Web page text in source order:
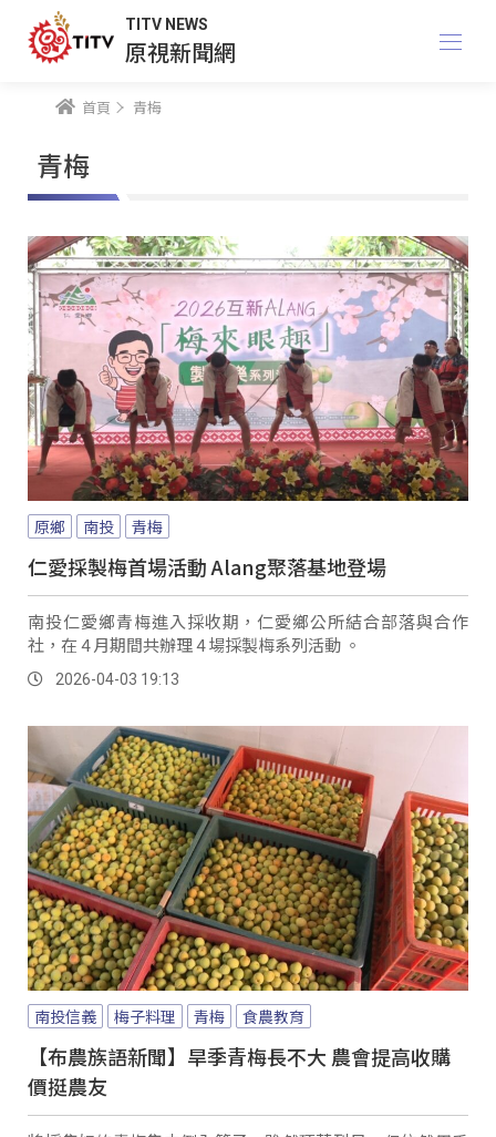
TITV NEWS
原視新聞網
首頁 青梅
青梅
原鄉 南投 青梅
仁愛採製梅首場活動 Alang聚落基地登場
南投仁愛鄉青梅進入採收期，仁愛鄉公所結合部落與合作
社，在 4 月期間共辦理 4 場採製梅系列活動 。
2026-04-03 19:13
南投信義 梅子料理 青梅 食農教育
【布農族語新聞】旱季青梅長不大 農會提高收購
價挺農友